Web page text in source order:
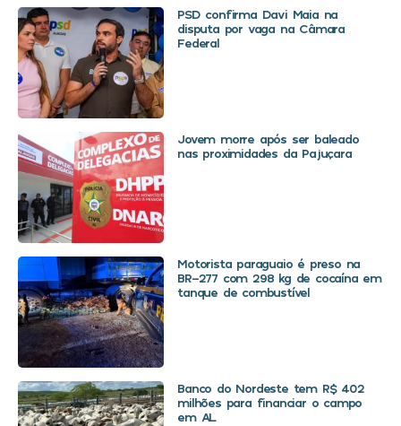
PSD confirma Davi Maia na
disputa por vaga na Câmara
Federal
Jovem morre após ser baleado
nas proximidades da Pajuçara
Motorista paraguaio é preso na
BR-277 com 298 kg de cocaína em
tanque de combustível
Banco do Nordeste tem R$ 402
milhões para financiar o campo
em AL